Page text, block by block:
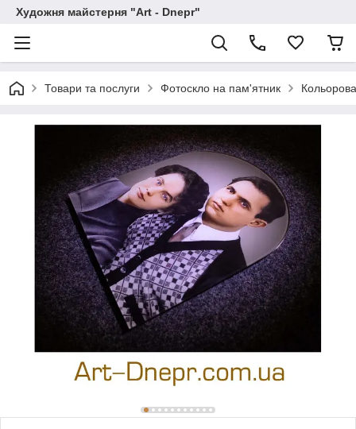
Художня майстерня "Art - Dnepr"
Товари та послуги Фотоскло на пам'ятник